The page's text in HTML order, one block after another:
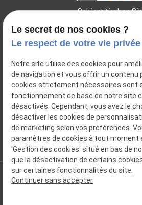
Cabinet Vachon
place
44 place Charles
59500DOUAI
place
14 Bis Rue Pierre
59112ANNŒULLIN
phone
Le secret de nos cookies ?
Le respect de votre vie privée
Notre site utilise des cookies pour
de navigation et vous offrir un contenu
cookies strictement nécessaires sont
fonctionnement de base de notre site
désactivés. Cependant, vous avez le
désactiver les cookies de
de marketing selon vos préférences.
paramètres de cookies à tout moment
'Gestion des cookies' situé en bas de
que la désactivation de certains
sur certaines fonctionnalités du site.
Continuer sans accepter